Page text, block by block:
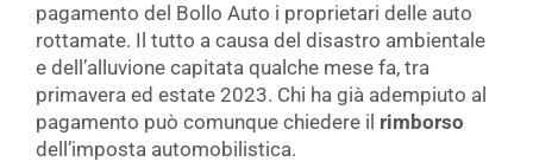
pagamento del Bollo Auto i proprietari delle auto
rottamate. Il tutto a causa del disastro ambientale
e dell’alluvione capitata qualche mese fa, tra
primavera ed estate 2023. Chi ha già adempiuto al
pagamento può comunque chiedere il rimborso
dell’imposta automobilistica.